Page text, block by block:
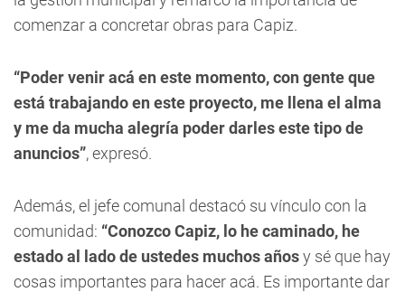
comenzar a concretar obras para Capiz.
“Poder venir acá en este momento, con gente que
está trabajando en este proyecto, me llena el alma
y me da mucha alegría poder darles este tipo de
anuncios”, expresó.
Además, el jefe comunal destacó su vínculo con la
comunidad: “Conozco Capiz, lo he caminado, he
estado al lado de ustedes muchos añosy sé que hay
cosas importantes para hacer acá. Es importante dar